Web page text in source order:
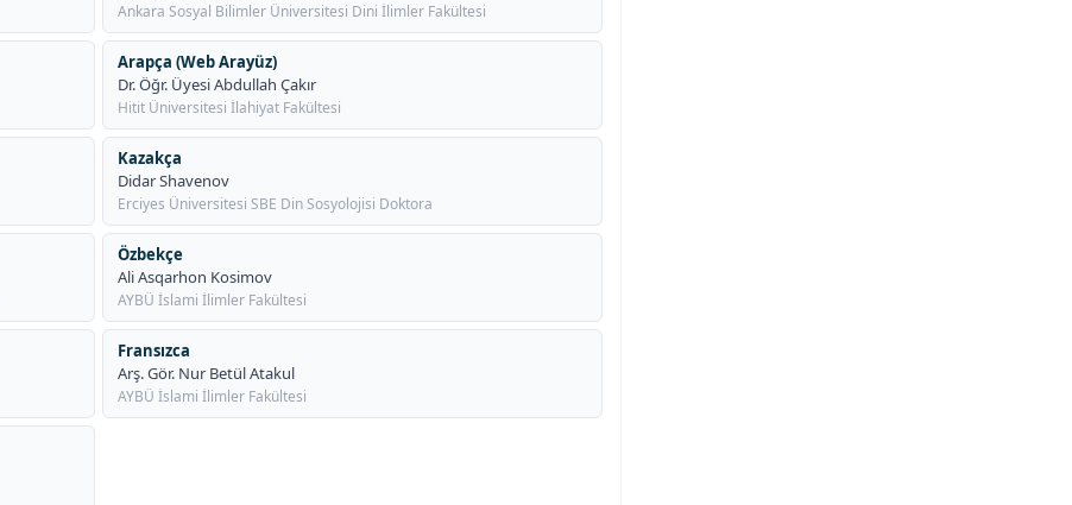
Ankara Sosyal Bilimler Üniversitesi Dini İlimler Fakültesi
Arapça (Web Arayüz)
Dr. Öğr. Üyesi Abdullah Çakır
Hitit Üniversitesi İlahiyat Fakültesi
Kazakça
Didar Shavenov
Erciyes Üniversitesi SBE Din Sosyolojisi Doktora
Özbekçe
Ali Asqarhon Kosimov
AYBÜ İslami İlimler Fakültesi
Fransızca
Arş. Gör. Nur Betül Atakul
AYBÜ İslami İlimler Fakültesi